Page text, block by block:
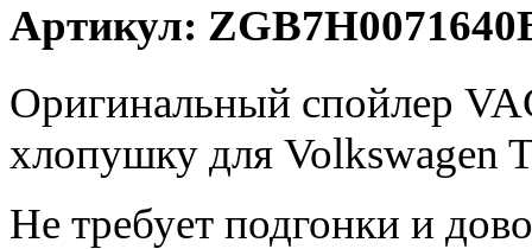
Артикул:
Оригинальный спойлер
хлопушку для Volkswagen
Не требует подгонки и